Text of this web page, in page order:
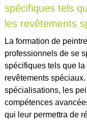
spécifiques tels
les revêtements
La formation de
professionnels de se
spécifiques tels que
revêtements
spécialisations, les
compétences
qui leur permettra de